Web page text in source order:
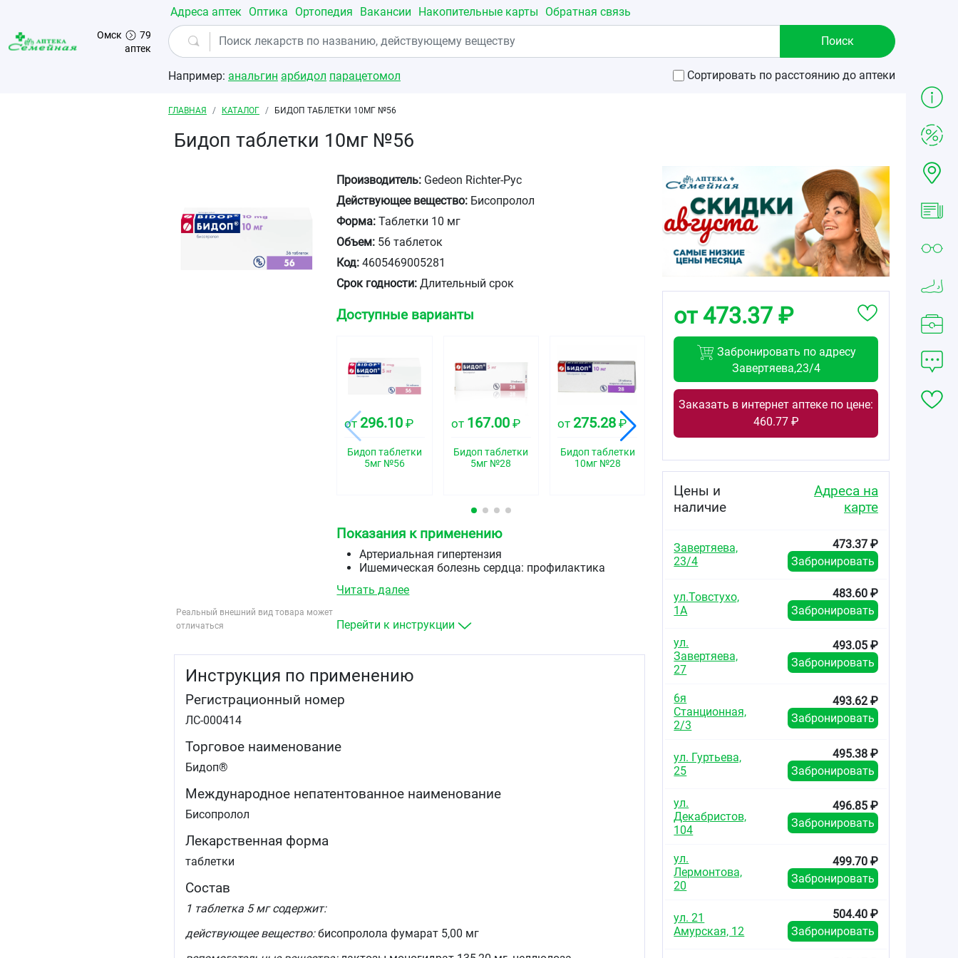
Перейти к основному содержанию
Омск
79
аптек
Адреса аптек Оптика Ортопедия Вакансии Накопительные карты Обратная связь
Например: анальгин арбидол парацетомол Сортировать по расстоянию до аптеки
Строка навигации
ГЛАВНАЯ КАТАЛОГ БИДОП ТАБЛЕТКИ 10МГ №56
Бидоп таблетки 10мг №56
Реальный внешний вид товара может
отличаться
Производитель: Gedeon Richter-Рус
Действующее вещество: Бисопролол
Форма: Таблетки 10 мг
Объем: 56 таблеток
Код: 4605469005281
Срок годности: Длительный срок
Доступные варианты
от 296.10 ₽
Бидоп таблетки
5мг №56
от 167.00₽
Бидоп таблетки
5мг №28
от 275.28 ₽
Бидоп таблетки
10мг №28
10мг №56
от123.58
таблетки 2,5мг
№28
таблетки 2,5мг
Показания к применению
Артериальная гипертензия
Ишемическая болезнь сердца: профилактика
Читать далее
Перейти к инструкции
Инструкция по применению
Регистрационный номер
ЛС-000414
Торговое наименование
Бидоп®
Международное непатентованное наименование
Бисопролол
Лекарственная форма
таблетки
Состав
1 таблетка 5 мг содержит:
действующее вещество:бисопролола фумарат 5,00 мг
от 473.37 ₽
Забронировать по адресу
Завертяева,23/4
Заказать в интернет аптеке по цене:
460.77 ₽
Цены и
наличие
Адреса на
карте
Завертяева,
23/4
473.37 ₽
Забронировать
ул.Товстухо,
1А
483.60 ₽
Забронировать
ул.
Завертяева,
27
493.05 ₽
Забронировать
6я
Станционная,
2/3
493.62 ₽
Забронировать
ул. Гуртьева,
25
495.38 ₽
Забронировать
ул.
Декабристов,
104
496.85 ₽
Забронировать
ул.
Лермонтова,
20
499.70 ₽
Забронировать
ул. 21
Амурская, 12
504.40 ₽
Забронировать